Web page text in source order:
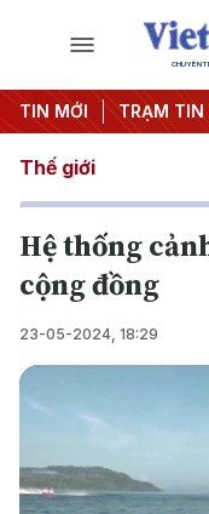
CHUYÊN
TIN MỚI TRẠM TIN
#Hội nghị Trung ương 3
Thế giới
Hệ thống
cộng đồng
23-05-2024, 18:29